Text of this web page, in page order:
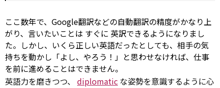
ここ数年で、Google翻訳などの自動翻訳の精度がかなり上
がり、言いたいことは すぐに 英訳できるようになりまし
た。しかし、いくら正しい英語だったとしても、相手の気
持ちを動かし「よし、やろう！」と思わせなければ、仕事
を前に進めることはできません。
英語力を磨きつつ、 diplomatic な姿勢を意識するように心